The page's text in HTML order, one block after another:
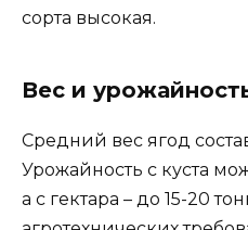
сорта высокая.
Вес и
Средний вес ягод
Урожайность с куста
а с гектара – до 15-20